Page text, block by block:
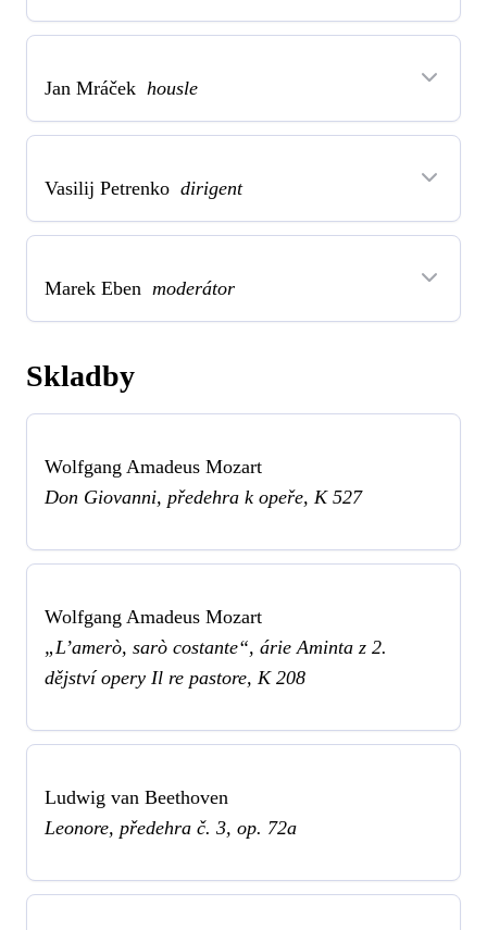
Jan Mráček housle
Vasilij Petrenko dirigent
Marek Eben moderátor
Skladby
Wolfgang Amadeus Mozart
Don Giovanni, předehra k opeře, K 527
Wolfgang Amadeus Mozart
„L’amerò, sarò costante“, árie Aminta z 2.
dějství opery Il re pastore, K 208
Ludwig van Beethoven
Leonore, předehra č. 3, op. 72a